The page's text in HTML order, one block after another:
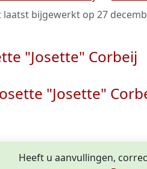
laatst bijgewerkt op 27
"Josette" Corbeij
"Josette"
Heeft u aanvullingen,